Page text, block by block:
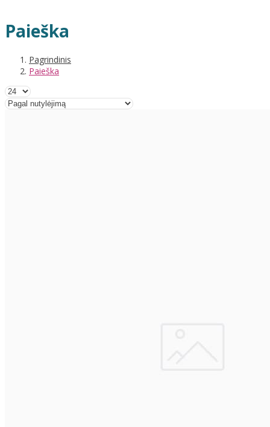
Paieška
Pagrindinis
Paieška